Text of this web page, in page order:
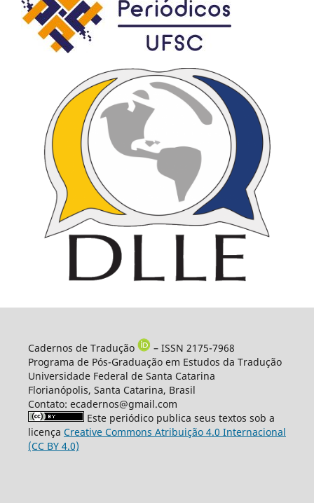
Cadernos de Tradução
– ISSN 2175-7968
Programa de Pós-Graduação em Estudos da Tradução
Universidade Federal de Santa Catarina
Florianópolis, Santa Catarina, Brasil
Contato: ecadernos@gmail.com
Este periódico publica seus textos sob a
licença Creative Commons Atribuição 4.0 Internacional
(CC BY 4.0)